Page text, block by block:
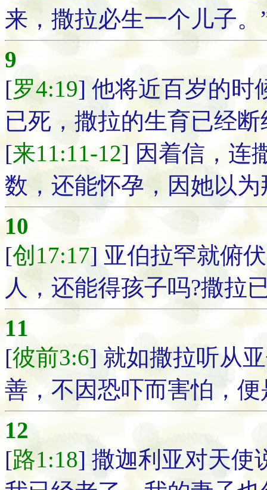
来，撒拉必生一个儿子。
9
[罗4:19] 他将近百岁的时
已死，撒拉的生育已经
[来11:11-12] 因着信，连
数，还能怀孕，因她以
10
[创17:17] 亚伯拉罕就俯
人，还能得孩子吗?撒拉
11
[彼前3:6] 就如撒拉听从
善，不因恐吓而害怕，
12
[路1:18] 撒迦利亚对天使